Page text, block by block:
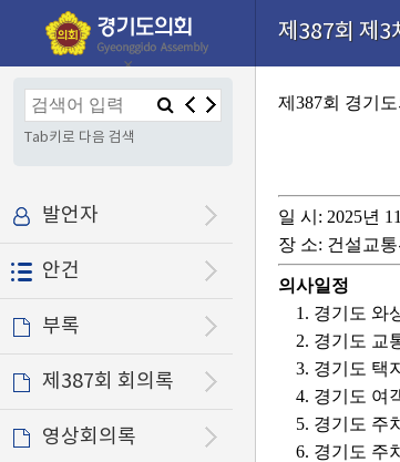
본문으로 바로가기
기능메뉴 메뉴 바로가기
설정메뉴 메뉴 바로가기
제387회 제3
×
Tab키로 다음 검색
발언자
안건
부록
제387회 회의록
영상회의록
제387회 경기
일 시: 2025년
장 소: 건설교
의사일정
1. 경기도 와
2. 경기도 교
3. 경기도 택
4. 경기도 여
5. 경기도 주
6. 경기도 주